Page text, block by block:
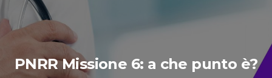
PNRR Missione 6: a che punto è?